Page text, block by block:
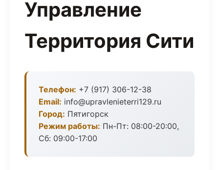
Управление
Территория Сити
Телефон: +7 (917) 306-12-38
Email: info@upravlenieterri129.ru
Город: Пятигорск
Режим работы: Пн-Пт: 08:00-20:00,
Сб: 09:00-17:00